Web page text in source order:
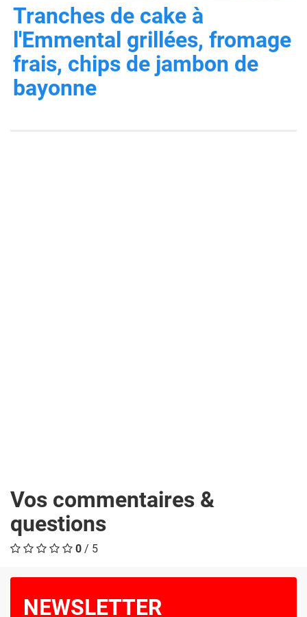
Tranches de cake à
l'Emmental grillées, fromage
frais, chips de jambon de
bayonne
Vos commentaires &
questions
0 / 5
NEWSLETTER